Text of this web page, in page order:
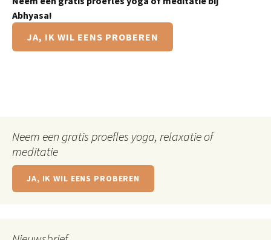
Abhyasa!
JA, IK WIL EENS PROBEREN
Neem een gratis proefles yoga, relaxatie of
meditatie
JA, IK WIL EENS PROBEREN